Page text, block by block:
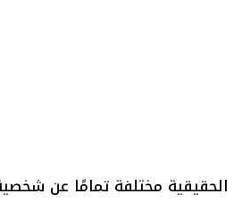
مختلفة تمامًا عن